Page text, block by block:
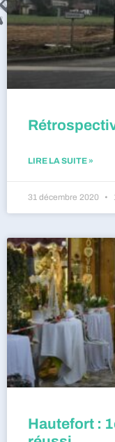
LIRE LA SUITE »
31 décembre 2020
Hautefort :